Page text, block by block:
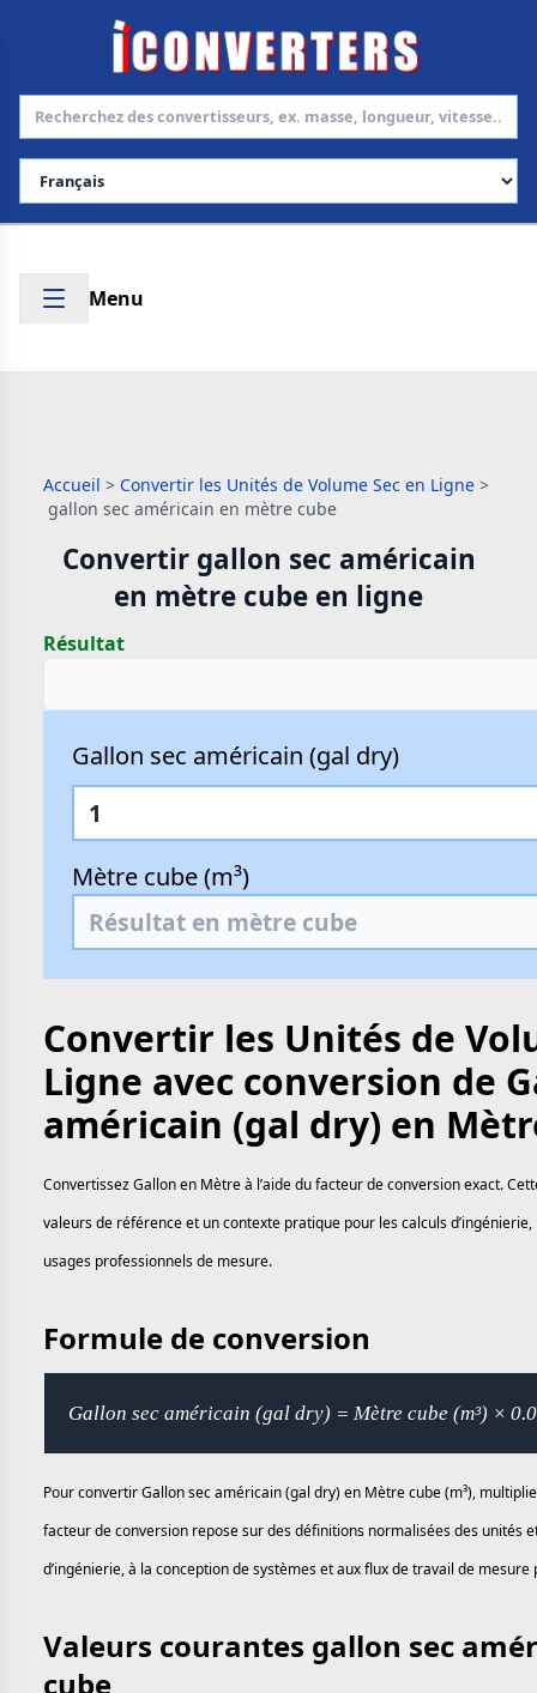
Choisir la langue
Menu
Accueil > Convertir les Unités de Volume Sec en Ligne >
gallon sec américain en mètre cube
Convertir gallon sec américain
en mètre cube en ligne
Résultat
Gallon sec américain (gal dry)
Mètre cube (m³)
Convertir les Unités de
Ligne avec conversion de
américain (gal dry) en
Convertissez Gallon en Mètre à l’aide du facteur de conversion exact.
valeurs de référence et un contexte pratique pour les calculs
usages professionnels de mesure.
Formule de conversion
Gallon sec américain (gal dry) = Mètre cube (m³) ×
Pour convertir Gallon sec américain (gal dry) en Mètre cube (m³),
facteur de conversion repose sur des définitions normalisées des unités
d’ingénierie, à la conception de systèmes et aux flux de travail de mesure
Valeurs courantes gallon sec
cube